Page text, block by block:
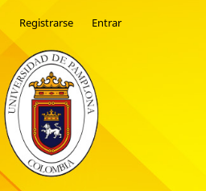
Registrarse Entrar